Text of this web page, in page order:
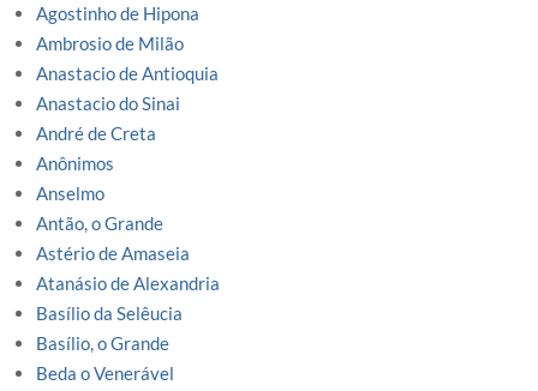
Agostinho de Hipona
Ambrosio de Milão
Anastacio de Antioquia
Anastacio do Sinai
André de Creta
Anônimos
Anselmo
Antão, o Grande
Astério de Amaseia
Atanásio de Alexandria
Basílio da Selêucia
Basílio, o Grande
Beda o Venerável